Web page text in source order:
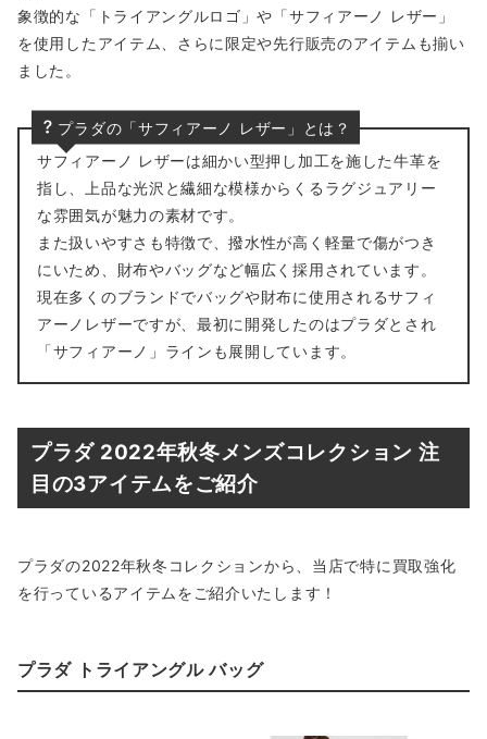
象徴的な「トライアングルロゴ」や「サフィアーノ レザー」
を使用したアイテム、さらに限定や先行販売のアイテムも揃い
ました。
プラダの「サフィアーノ レザー」とは？
サフィアーノ レザーは細かい型押し加工を施した牛革を
指し、上品な光沢と繊細な模様からくるラグジュアリー
な雰囲気が魅力の素材です。
また扱いやすさも特徴で、撥水性が高く軽量で傷がつき
にいため、財布やバッグなど幅広く採用されています。
現在多くのブランドでバッグや財布に使用されるサフィ
アーノレザーですが、最初に開発したのはプラダとされ
「サフィアーノ」ラインも展開しています。
プラダ 2022年秋冬メンズコレクション 注
目の3アイテムをご紹介
プラダの2022年秋冬コレクションから、当店で特に買取強化
を行っているアイテムをご紹介いたします！
プラダ トライアングル バッグ